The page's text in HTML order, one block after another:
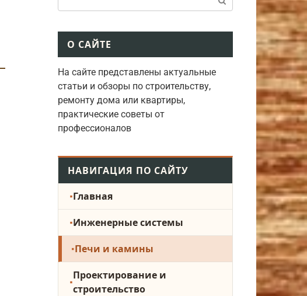
О САЙТЕ
На сайте представлены актуальные
статьи и обзоры по строительству,
ремонту дома или квартиры,
практические советы от
профессионалов
НАВИГАЦИЯ ПО САЙТУ
Главная
Инженерные системы
Печи и камины
Проектирование и
строительство